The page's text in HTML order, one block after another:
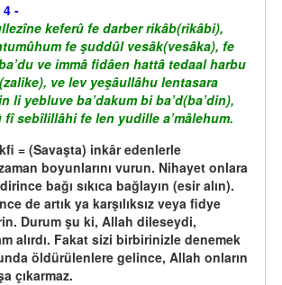
4 -
keferû fe darber rikâb(rikâbi),
fe şuddûl vesâk(vesâka), fe
ve immâ fidâen hattâ tedaal harbu
ve lev yeşâullâhu lentasara
li yebluve ba’dakum bi ba’d(ba’din),
sebîlillâhi fe len yudille a’mâlehum.
= (Savaşta) inkâr edenlerle
zaman boyunlarını vurun. Nihayet onlara
bağı sıkıca bağlayın (esir alın).
de artık ya karşılıksız veya fidye
Durum şu ki, Allah dileseydi,
alırdı. Fakat sizi birbirinizle denemek
öldürülenlere gelince, Allah onların
çıkarmaz.